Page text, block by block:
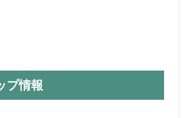
プ情報